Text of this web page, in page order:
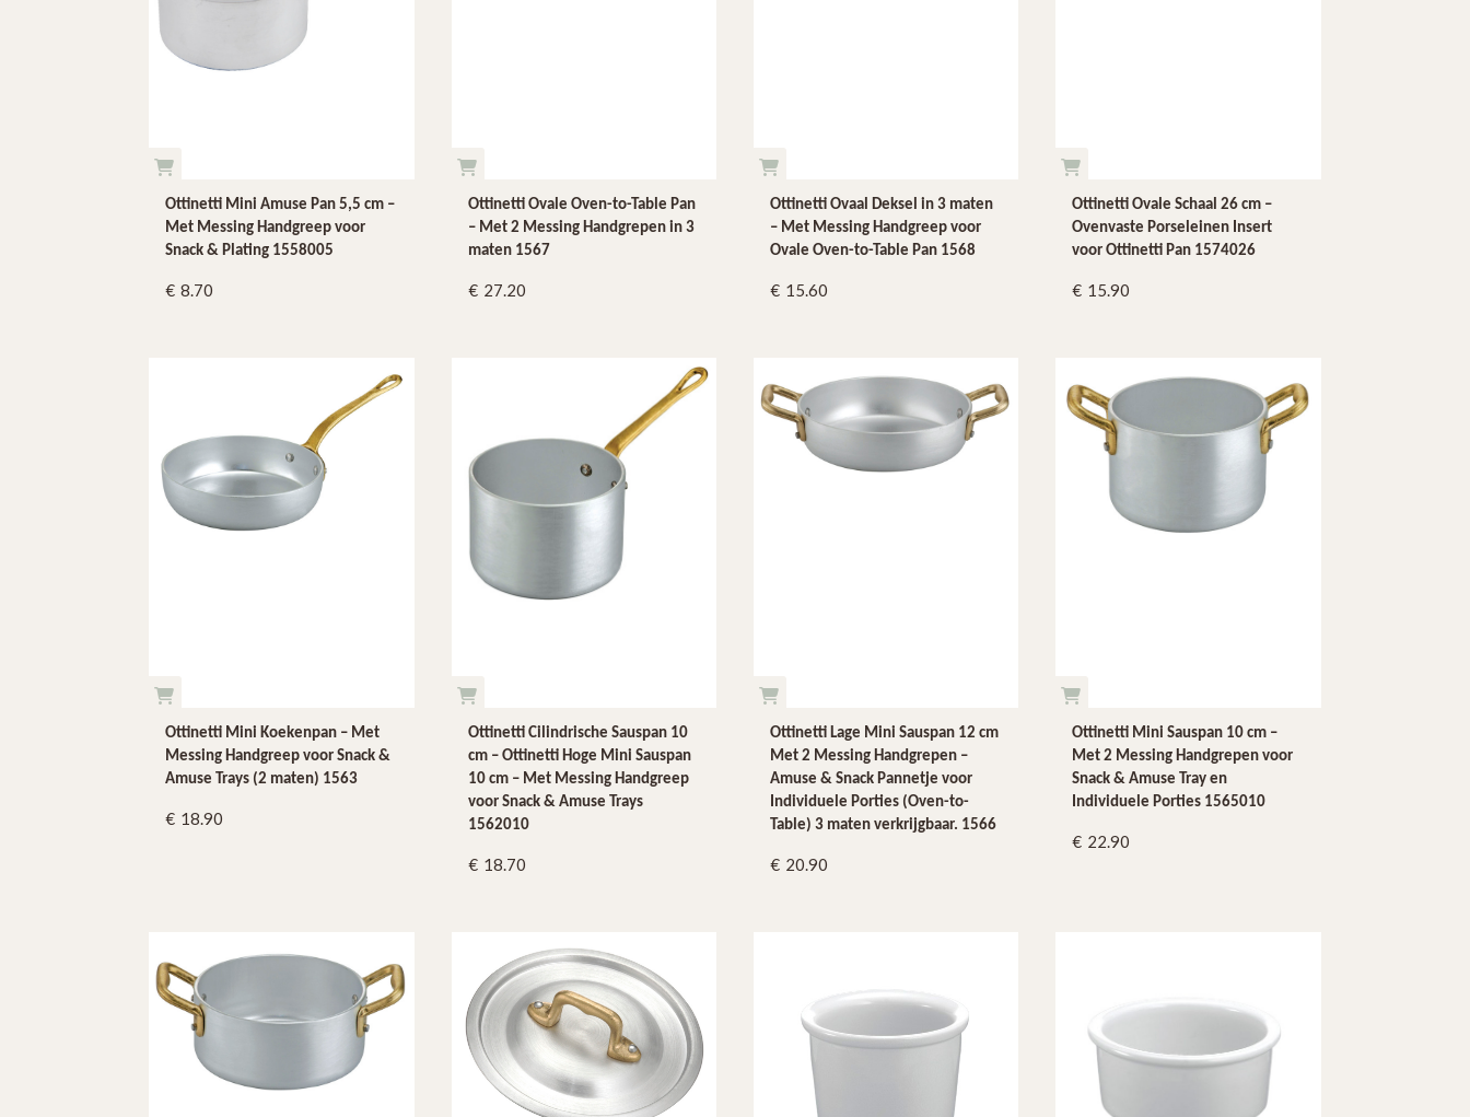
Ottinetti Mini Amuse Pan 5,5 cm –
Met Messing Handgreep voor
Snack & Plating 1558005
8.70
Ottinetti Ovale Oven-to-Table Pan
– Met 2 Messing Handgrepen in 3
maten 1567
27.20
Ottinetti Ovaal Deksel in 3 maten
– Met Messing Handgreep voor
Ovale Oven-to-Table Pan 1568
15.60
Ottinetti Ovale Schaal 26 cm –
Ovenvaste Porseleinen Insert
voor Ottinetti Pan 1574026
15.90
Ottinetti Mini Koekenpan – Met
Messing Handgreep voor Snack &
Amuse Trays (2 maten) 1563
18.90
Ottinetti Cilindrische Sauspan 10
cm – Ottinetti Hoge Mini Sauspan
10 cm – Met Messing Handgreep
voor Snack & Amuse Trays
1562010
18.70
Ottinetti Lage Mini Sauspan 12 cm
Met 2 Messing Handgrepen –
Amuse & Snack Pannetje voor
Individuele Porties (Oven-to-
Table) 3 maten verkrijgbaar. 1566
20.90
Ottinetti Mini Sauspan 10 cm –
Met 2 Messing Handgrepen voor
Snack & Amuse Tray en
Individuele Porties 1565010
22.90